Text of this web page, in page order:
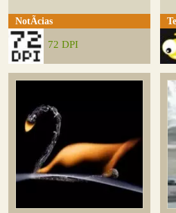
NotÃ­cias
72 DPI